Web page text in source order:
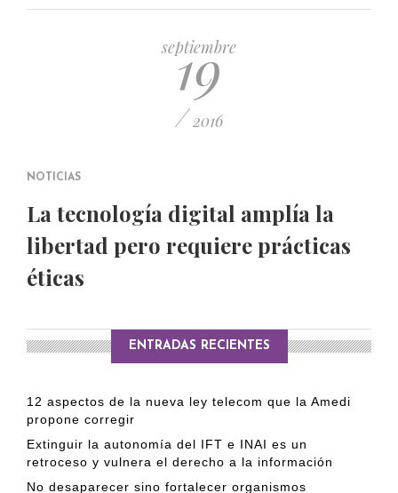
septiembre
19
/ 2016
NOTICIAS
La tecnología digital amplía la
libertad pero requiere prácticas
éticas
ENTRADAS RECIENTES
12 aspectos de la nueva ley telecom que la Amedi
propone corregir
Extinguir la autonomía del IFT e INAI es un
retroceso y vulnera el derecho a la información
No desaparecer sino fortalecer organismos